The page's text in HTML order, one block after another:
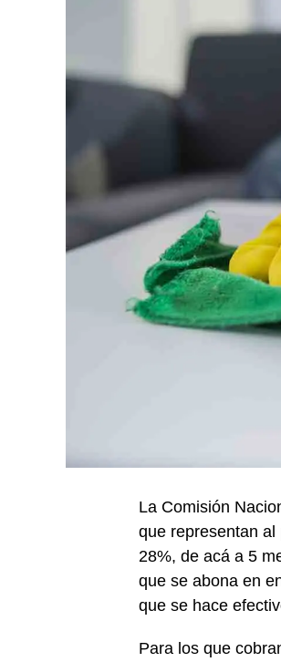
La Comisión
que representan
28%, de acá a 5
que se abona en
que se hace
Para los que